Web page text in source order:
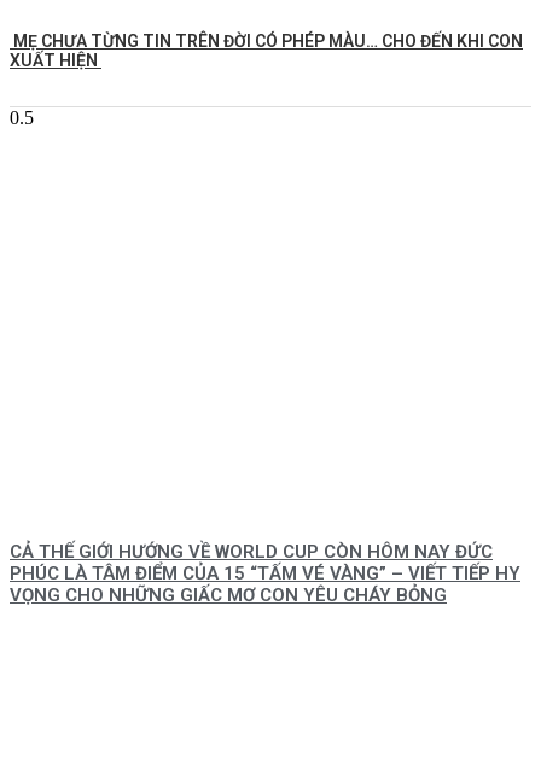
MẸ CHƯA TỪNG TIN TRÊN ĐỜI CÓ PHÉP MÀU… CHO ĐẾN KHI CON
XUẤT HIỆN
CẢ THẾ GIỚI HƯỚNG VỀ WORLD CUP CÒN HÔM NAY ĐỨC
PHÚC LÀ TÂM ĐIỂM CỦA 15 “TẤM VÉ VÀNG” – VIẾT TIẾP HY
VỌNG CHO NHỮNG GIẤC MƠ CON YÊU CHÁY BỎNG